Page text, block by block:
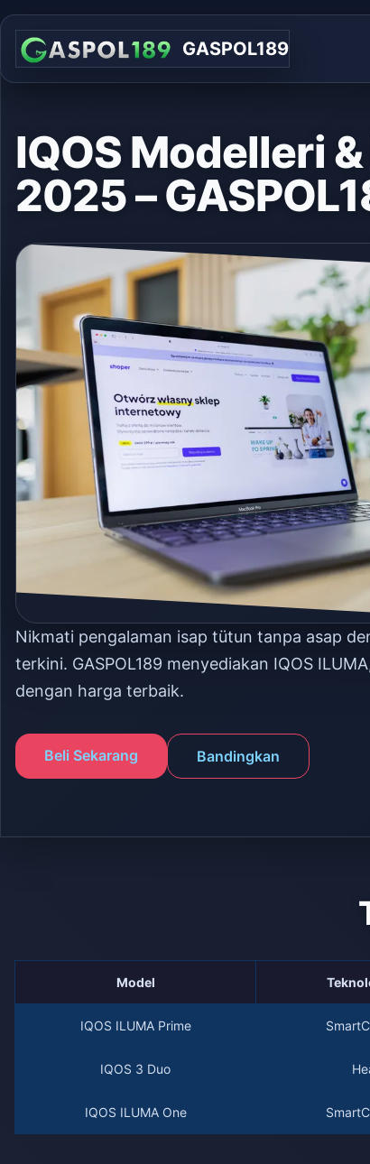
GASPOL189
IQOS Modelleri
2025 –
Nikmati pengalaman isap tütun tanpa asap
terkini. GASPOL189 menyediakan IQOS
dengan harga terbaik.
Beli Sekarang Bandingkan
Model
IQOS ILUMA Prime
IQOS 3 Duo
IQOS ILUMA One